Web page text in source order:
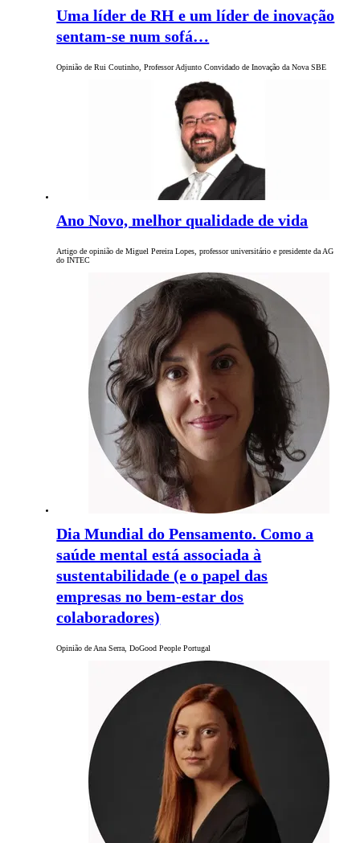
Uma líder de RH e um líder de inovação
sentam-se num sofá…
Opinião de Rui Coutinho, Professor Adjunto Convidado de Inovação da Nova SBE
Ano Novo, melhor qualidade de vida
Artigo de opinião de Miguel Pereira Lopes, professor universitário e presidente da AG
do INTEC
Dia Mundial do Pensamento. Como a
saúde mental está associada à
sustentabilidade (e o papel das
empresas no bem-estar dos
colaboradores)
Opinião de Ana Serra, DoGood People Portugal